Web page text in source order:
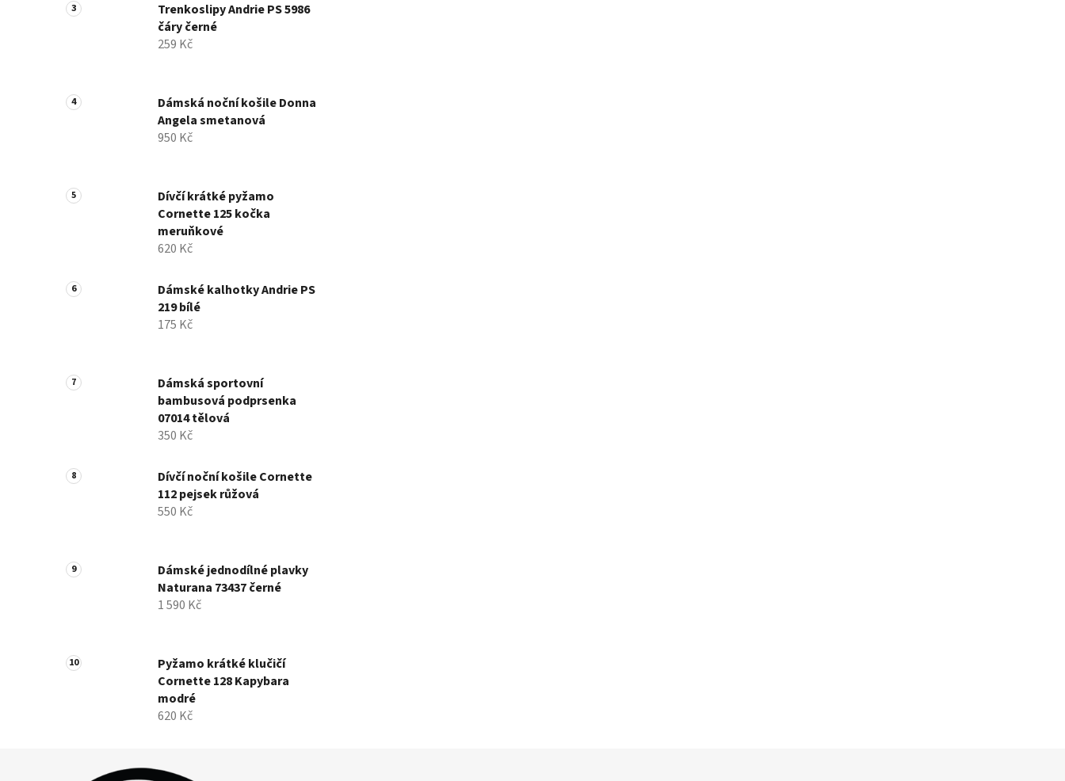
Trenkoslipy Andrie PS 5986
čáry černé
259 Kč
Dámská noční košile Donna
Angela smetanová
950 Kč
Dívčí krátké pyžamo
Cornette 125 kočka
meruňkové
620 Kč
Dámské kalhotky Andrie PS
219 bílé
175 Kč
Dámská sportovní
bambusová podprsenka
07014 tělová
350 Kč
Dívčí noční košile Cornette
112 pejsek růžová
550 Kč
Dámské jednodílné plavky
Naturana 73437 černé
1 590 Kč
Pyžamo krátké klučičí
Cornette 128 Kapybara
modré
620 Kč